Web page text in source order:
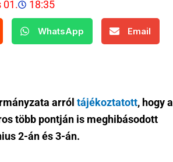
01. 18:35
WhatsApp Email
arról tájékoztatott, hogy a
több pontján is meghibásodott
2-án és 3-án.